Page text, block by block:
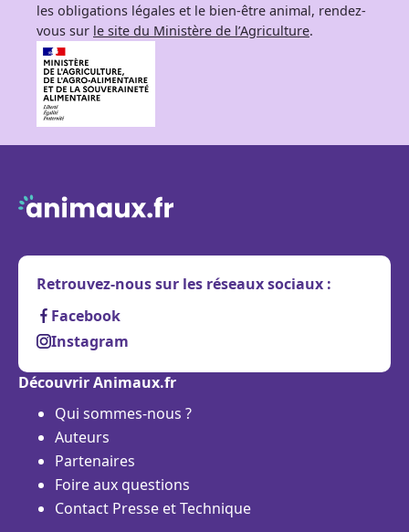
les obligations légales et le bien-être animal, rendez-
vous sur le site du Ministère de l’Agriculture.
Retrouvez-nous sur les réseaux sociaux :
Facebook
Instagram
Découvrir Animaux.fr
Qui sommes-nous ?
Auteurs
Partenaires
Foire aux questions
Contact Presse et Technique